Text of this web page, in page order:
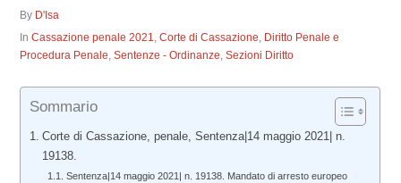
By D'Isa
InCassazione penale 2021,Corte di Cassazione, Diritto Penale e
Procedura Penale,Sentenze - Ordinanze,Sezioni Diritto
Sommario
Corte di Cassazione, penale, Sentenza|14 maggio 2021| n.
19138.
Sentenza|14 maggio 2021| n. 19138. Mandato di arresto europeo